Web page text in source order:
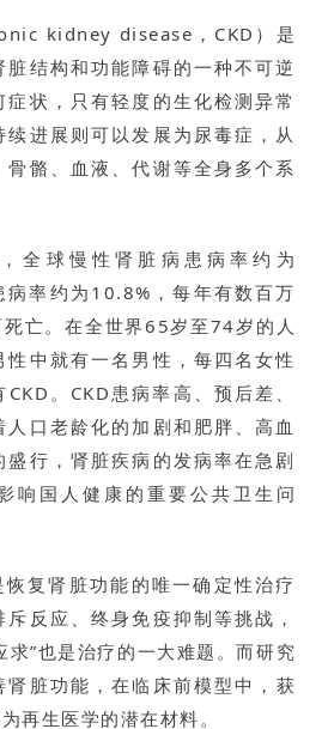
kidney disease，CKD）是
结构和功能障碍的一种不可逆
状，只有轻度的生化检测异常
进展则可以发展为尿毒症，从
骼、血液、代谢等全身多个系
全球慢性肾脏病患病率约为
病率约为10.8%，每年有数百万
亡。在全世界65岁至74岁的人
中就有一名男性，每四名女性
。CKD患病率高、预后差、
口老龄化的加剧和肥胖、高血
行，肾脏疾病的发病率在急剧
响国人健康的重要公共卫生问
恢复肾脏功能的唯一确定性治疗
反应、终身免疫抑制等挑战，
求”也是治疗的一大难题。而研究
肾脏功能，在临床前模型中，获
再生医学的潜在材料。